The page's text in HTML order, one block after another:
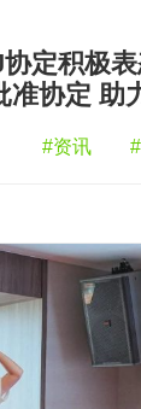
定积极
准协定 助
#资讯